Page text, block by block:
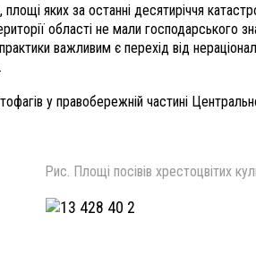
яких за останні десятиріччя
області не мали господарського
важливим є перехід від
у правобережній частині
Рис. Площі посівів хрестоцвітих